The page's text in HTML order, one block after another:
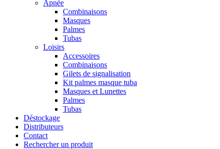
Apnée
Combinaisons
Masques
Palmes
Tubas
Loisirs
Accessoires
Combinaisons
Gilets de signalisation
Kit palmes masque tuba
Masques et Lunettes
Palmes
Tubas
Déstockage
Distributeurs
Contact
Rechercher un produit